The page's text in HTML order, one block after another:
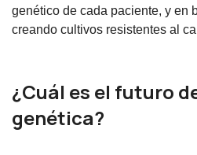
genético de cada paciente, y en
creando cultivos resistentes al
¿Cuál es el futuro
genética?